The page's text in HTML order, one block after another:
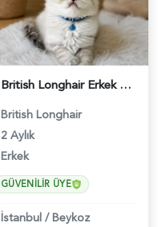
British Longhair Erkek Göz Alıcılı Güzellik - 4920
British Longhair
2 Aylık
Erkek
GÜVENILIR ÜYE
İstanbul /Beykoz